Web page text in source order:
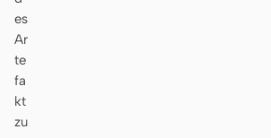
es
Ar
te
fa
kt
zu